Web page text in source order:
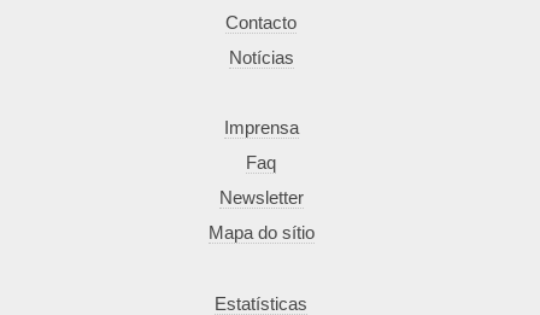
Contacto
Notícias
Imprensa
Faq
Newsletter
Mapa do sítio
Estatísticas